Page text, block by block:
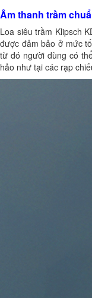
Âm thanh trầm
Loa siêu trầm Klipsch
được đảm bảo ở mức
từ đó người dùng có
hảo như tại các rạp